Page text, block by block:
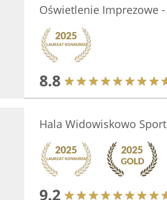
Oświetlenie Imprezowe
8.8
Hala Widowiskowo
9.2